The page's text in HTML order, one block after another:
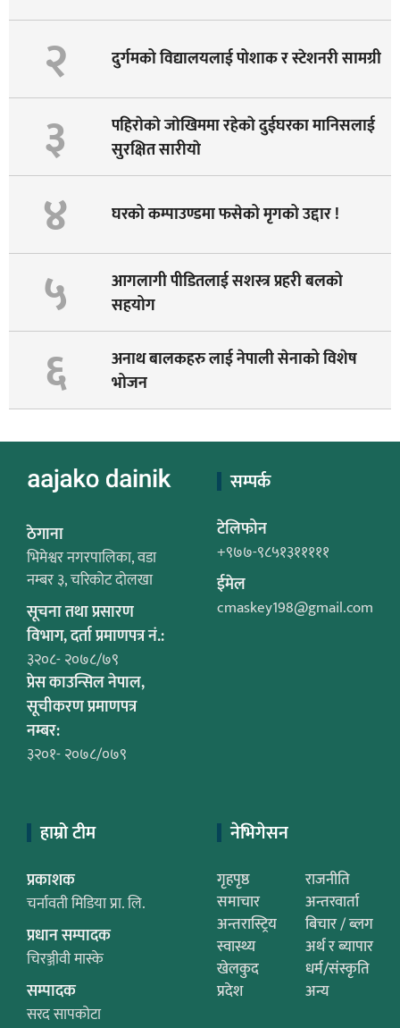
२ दुर्गमको विद्यालयलाई पोशाक र स्टेशनरी सामग्री
३
पहिराेकाे जाेखिममा रहेकाे दुईघरका मानिसलाई
सुरक्षित सारीयाे
४ घरको कम्पाउण्डमा फसेको मृगको उद्दार !
५
आगलागी पीडितलाई सशस्त्र प्रहरी बलको
सहयोग
६
अनाथ बालकहरु लाई नेपाली सेनाको विशेष
भोजन
ठेगाना
भिमेश्वर नगरपालिका, वडा
नम्बर ३, चरिकोट दोलखा
सूचना तथा प्रसारण
विभाग, दर्ता प्रमाणपत्र नं.:
३२०८- २०७८/७९
प्रेस काउन्सिल नेपाल,
सूचीकरण प्रमाणपत्र
नम्बर:
३२०१- २०७८/०७९
सम्पर्क
टेलिफोन
+९७७-९८५१३१११११
ईमेल
cmaskey198@gmail.com
हाम्रो टीम
प्रकाशक
चर्नावती मिडिया प्रा. लि.
प्रधान सम्पादक
चिरञ्जीवी मास्के
सम्पादक
सरद सापकोटा
नेभिगेसन
गृहपृष्ठ
राजनीति
समाचार
अन्तरवार्ता
अन्तरास्ट्रिय
बिचार / ब्लग
स्वास्थ्य
अर्थ र ब्यापार
खेलकुद
धर्म/संस्कृति
प्रदेश
अन्य